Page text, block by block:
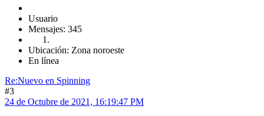
Usuario
Mensajes: 345
Ubicación: Zona noroeste
En línea
Re:Nuevo en Spinning
#3
24 de Octubre de 2021, 16:19:47 PM